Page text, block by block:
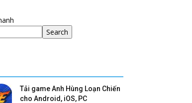
Search
Tải game Anh Hùng Loạn Chiến
cho Android, iOS, PC